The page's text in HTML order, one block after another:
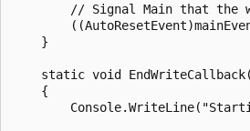
// Signal Main that the
    }
static void
    {